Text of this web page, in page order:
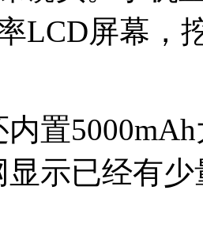
LCD屏幕，
内置
示已经有